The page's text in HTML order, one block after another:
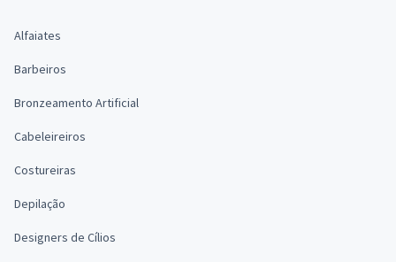
Alfaiates
Barbeiros
Bronzeamento Artificial
Cabeleireiros
Costureiras
Depilação
Designers de Cílios